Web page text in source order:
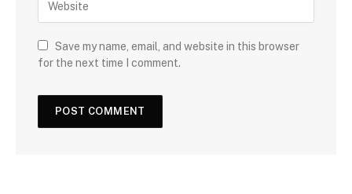
Save my name, email, and website in this browser
for the next time I comment.